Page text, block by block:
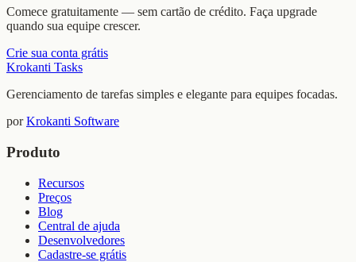
Comece gratuitamente — sem cartão de crédito. Faça upgrade
quando sua equipe crescer.
Crie sua conta grátis
Krokanti Tasks
Gerenciamento de tarefas simples e elegante para equipes focadas.
por Krokanti Software
Produto
Recursos
Preços
Blog
Central de ajuda
Desenvolvedores
Cadastre-se grátis